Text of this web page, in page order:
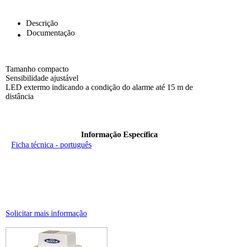
Descrição
Documentação
Tamanho compacto
Sensibilidade ajustável
LED extermo indicando a condição do alarme até 15 m de
distância
Informação Específica
Ficha técnica - português
Solicitar mais informação